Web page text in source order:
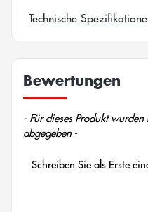
Technische
Bewertungen
- Für dieses Produkt
abgegeben -
Schreiben Sie als Erste
New content loaded